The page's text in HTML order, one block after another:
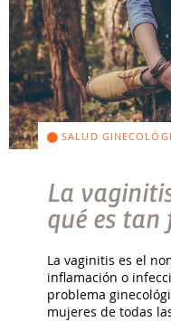
SALUD
La
qué es tan
La vaginitis es el
inflamación o
problema
mujeres de todas